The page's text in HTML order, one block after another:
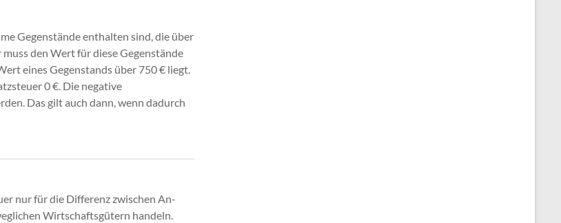
Gegenstände enthalten sind, die über
den Wert für diese Gegenstände
eines Gegenstands über 750 € liegt.
0 €. Die negative
Das gilt auch dann, wenn dadurch
nur für die Differenz zwischen An-
Wirtschaftsgütern handeln.